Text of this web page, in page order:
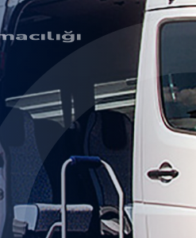
Personel Taşımacılığı
Havalimanı
Vip Transfer
Bizlere +90 553 872
Ulaşabilirsiniz